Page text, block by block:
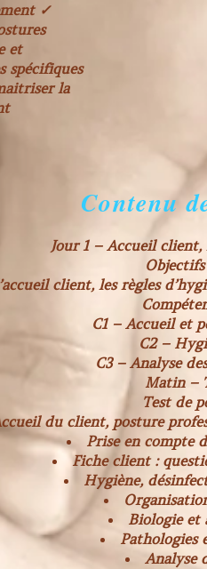
✓
et
spécifiques
la
Contenu
Jour 1 – Accueil client,
client, les règles
C1 – Accueil et
C2 –
C3 – Analyse
Matin –
Test de
du client, posture
Prise en compte
Fiche client :
Hygiène,
Biologie et
Pathologies
Analyse